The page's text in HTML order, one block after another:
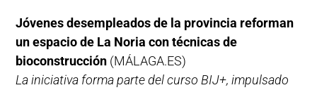
Jóvenes desempleados de la provincia reforman
un espacio de La Noria con técnicas de
bioconstrucción (MÁLAGA.ES)
La iniciativa forma parte del curso BIJ+, impulsado